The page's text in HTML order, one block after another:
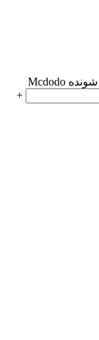
آداپتور شارژ 4پورت 100W مکدودو با کابل جمع شونده Mcdodo
+